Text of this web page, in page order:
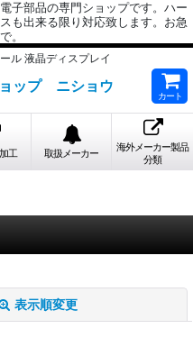
子部品の専門ショップです。ハー
も出来る限り対応致します。お急
。
ル 液晶ディスプレイ
ップ ニショウ
カート
工 取扱メーカー
海外メーカー製品
分類
表示順変更